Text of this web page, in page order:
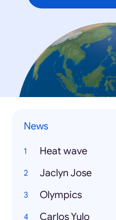
News
Heat wave
Jaclyn Jose
Olympics
Carlos Yulo